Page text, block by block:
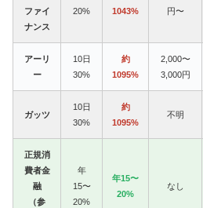
ファイ
ナンス
20%
1043%
円〜
アーリ
ー
10日
30%
約
1095%
2,000〜
3,000円
ガッツ
10日
30%
約
1095%
不明
正規消
費者金
融
（参
年
15〜
20%
年15〜
20%
なし